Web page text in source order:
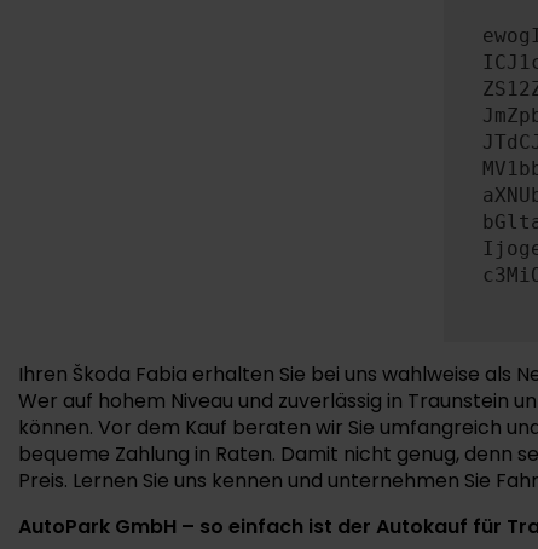
Ihren Škoda Fabia erhalten Sie bei uns wahlweise als
Wer auf hohem Niveau und zuverlässig in Traunstein
können. Vor dem Kauf beraten wir Sie umfangreich
bequeme Zahlung in Raten. Damit nicht genug, denn
Preis. Lernen Sie uns kennen und unternehmen Sie
AutoPark GmbH – so einfach ist der Autokauf für